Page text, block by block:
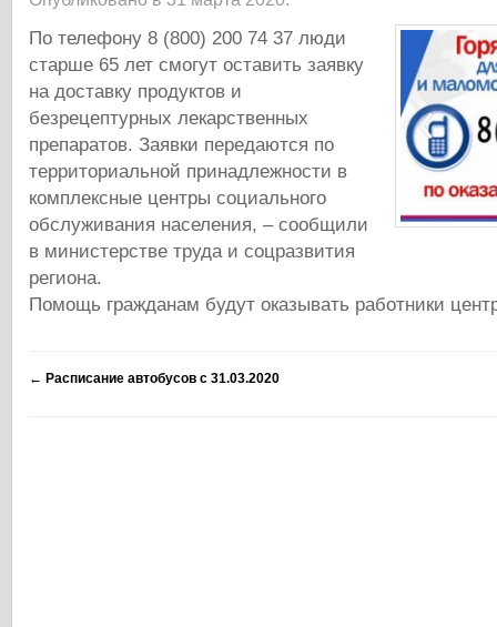
По телефону​ 8 (800) 200 74 37​ люди
старше 65 лет смогут оставить заявку
на доставку продуктов и
безрецептурных лекарственных
препаратов. Заявки передаются по
территориальной принадлежности в
комплексные центры социального
обслуживания населения, – сообщили
в министерстве труда и соцразвития
региона.
Помощь гражданам будут оказывать работники
← Расписание автобусов с 31.03.2020